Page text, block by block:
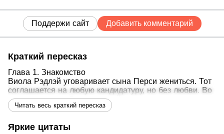
Поддержи сайт Добавить комментарий
Краткий пересказ
Глава 1. Знакомство
Виола Рэдлэй уговаривает сына Перси жениться. Тот
соглашается на любую кандидатуру, но без любви. Во
время прогулки Виола случайно сталкивается с
девушкой, которая дарит ей орхидею. Виола решает,
Глава 2. Новая жизнь
Читать весь краткий пересказ
Яркие цитаты